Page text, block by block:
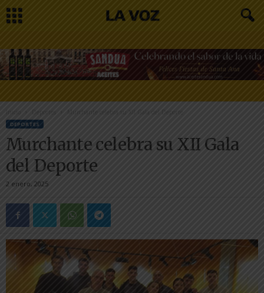
Inicio Murchante celebra su XII Gala del Deporte
DEPORTES
Murchante celebra su XII Gala
del Deporte
2 enero, 2025